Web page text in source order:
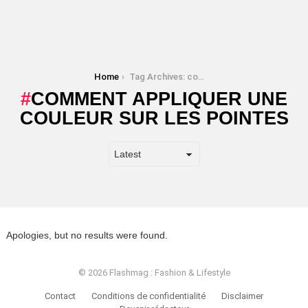
Home Tag Archives: comment appliquer une couleur sur les pointes
COMMENT APPLIQUER UNE
COULEUR SUR LES POINTES
Apologies, but no results were found.
© 2026 Flashmag : Fashion & Lifestyle
Contact Conditions de confidentialité
Disclaimer